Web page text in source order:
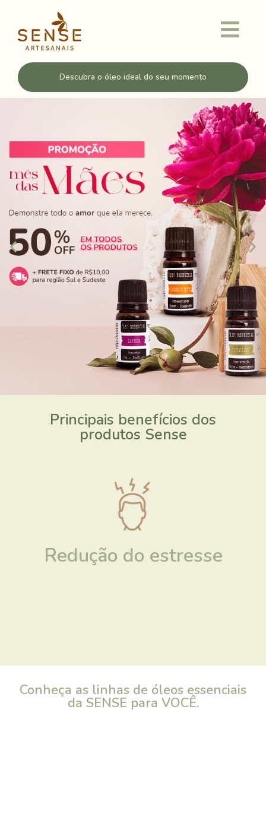
Descubra o óleo ideal do seu momento
Principais benefícios dos
produtos Sense
Redução do estresse
Conheça as linhas de óleos essenciais
da SENSE para VOCÊ.